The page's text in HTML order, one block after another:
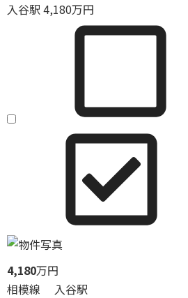
入谷駅4,180万円
4,180万円
相模線 入谷駅